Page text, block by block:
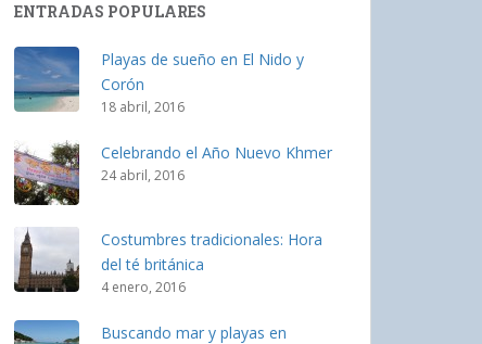
ENTRADAS POPULARES
Playas de sueño en El Nido y
Corón
18 abril, 2016
Celebrando el Año Nuevo Khmer
24 abril, 2016
Costumbres tradicionales: Hora
del té británica
4 enero, 2016
Buscando mar y playas en